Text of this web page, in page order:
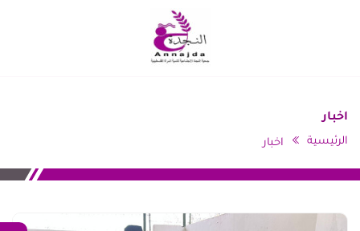
اخبار
الرئيسية اخبار